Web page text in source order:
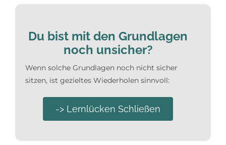
Du bist mit den Grundlagen
noch unsicher?
Wenn solche Grundlagen noch nicht sicher
sitzen, ist gezieltes Wiederholen sinnvoll:
-> Lernlücken Schließen